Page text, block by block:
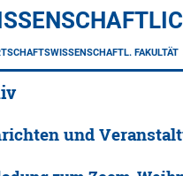
FAKULTÄT
und